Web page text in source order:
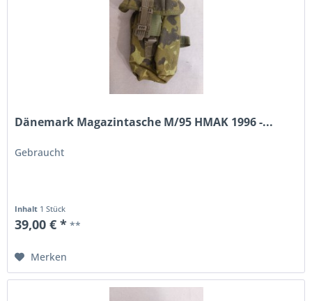
Dänemark Magazintasche M/95 HMAK 1996 -...
Gebraucht
Inhalt 1 Stück
39,00 € * **
Merken